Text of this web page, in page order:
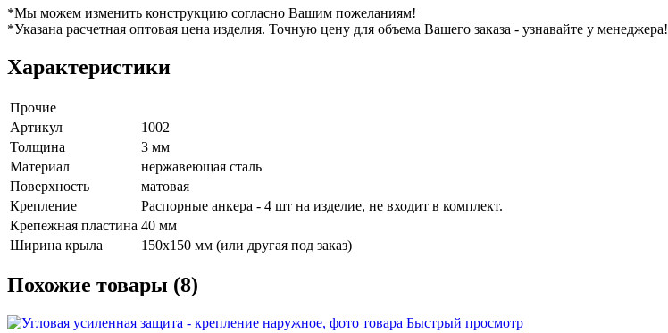
*Мы можем изменить конструкцию согласно Вашим пожеланиям!
*Указана расчетная оптовая цена изделия. Точную цену для объема Вашего заказа - узнавайте у менеджера!
Характеристики
Прочие
Артикул
1002
Толщина
3 мм
Материал
нержавеющая сталь
Поверхность
матовая
Крепление
Распорные анкера - 4 шт на изделие, не входит в комплект.
Крепежная пластина 40 мм
Ширина крыла
150х150 мм (или другая под заказ)
Похожие товары (8)
Быстрый просмотр